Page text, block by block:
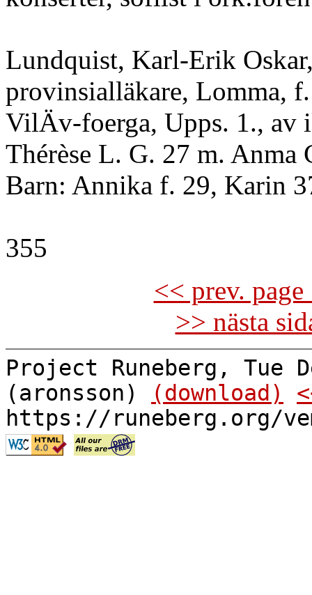
Lundquist, Karl-Erik
provinsialläkare, Lomma,
VilÄv-foerga, Upps. 1., av
Thérèse L. G. 27 m. Anma
Barn: Annika f. 29, Karin
355
<< prev.
>> nästa
Project Runeberg, Tue
(aronsson)
(download)
https://runeberg.org/